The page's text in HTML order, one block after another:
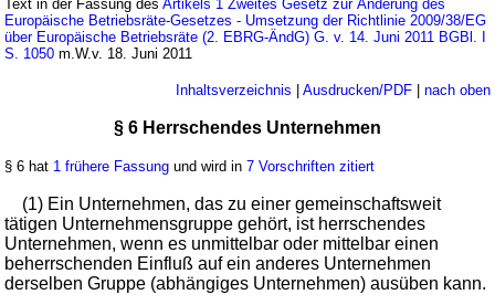
Text in der Fassung desArtikels 1 Zweites Gesetz zur Änderung des
Europäische Betriebsräte-Gesetzes - Umsetzung der Richtlinie 2009/38/EG
über Europäische Betriebsräte (2. EBRG-ÄndG) G. v. 14. Juni 2011 BGBl. I
S. 1050 m.W.v. 18. Juni 2011
Inhaltsverzeichnis Ausdrucken/PDF| nach oben
§ 6 Herrschendes Unternehmen
§ 6 hat 1 frühere Fassung und wird in7 Vorschriften zitiert
(1) Ein Unternehmen, das zu einer gemeinschaftsweit
tätigen Unternehmensgruppe gehört, ist herrschendes
Unternehmen, wenn es unmittelbar oder mittelbar einen
beherrschenden Einfluß auf ein anderes Unternehmen
derselben Gruppe (abhängiges Unternehmen) ausüben kann.